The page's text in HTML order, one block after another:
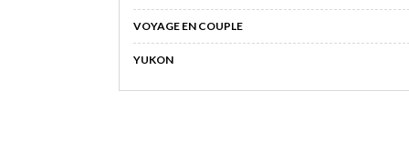
VOYAGE EN COUPLE
YUKON